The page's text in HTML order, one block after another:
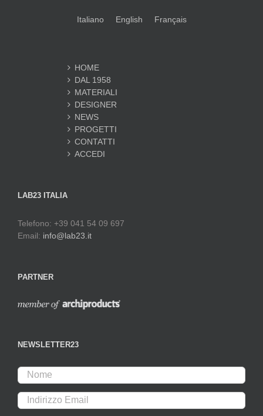
Italiano English Français
HOME
DAL 1958
MATERIALI
DESIGNER
NEWS
PROGETTI
CONTATTI
ACCEDI
LAB23 ITALIA
Telefono: +39 041 54 09 697
Email: info@lab23.it
PARTNER
NEWSLETTER23